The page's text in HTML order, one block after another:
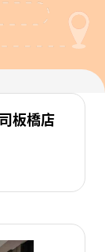
板橋店